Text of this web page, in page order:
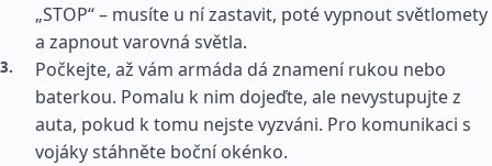
„STOP“ – musíte u ní zastavit, poté vypnout světlomety
a zapnout varovná světla.
Počkejte, až vám armáda dá znamení rukou nebo
baterkou. Pomalu k nim dojeďte, ale nevystupujte z
auta, pokud k tomu nejste vyzváni. Pro komunikaci s
vojáky stáhněte boční okénko.